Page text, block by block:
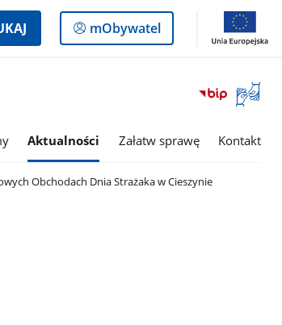
Logowanie
do
mObywatel
Otwórz
okno
Aktualności Załatw sprawę Kontakt
Obchodach Dnia Strażaka w Cieszynie